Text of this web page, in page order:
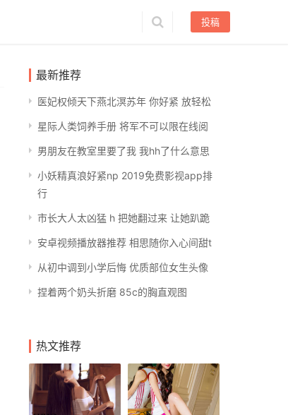
投稿
最新推荐
医妃权倾天下燕北溟苏年 你好紧 放轻松
星际人类饲养手册 将军不可以限在线阅
男朋友在教室里要了我 我hh了什么意思
小妖精真浪好紧np 2019免费影视app排
行
市长大人太凶猛 h 把她翻过来 让她趴跪
安卓视频播放器推荐 相思随你入心间甜t
从初中调到小学后悔 优质部位女生头像
捏着两个奶头折磨 85c的胸直观图
热文推荐